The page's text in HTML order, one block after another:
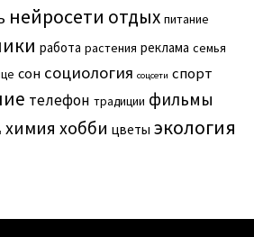
нейросети отдых питание
работа растения реклама семья
сон социология соцсети спорт
телефон традиции фильмы
химия хобби цветы экология